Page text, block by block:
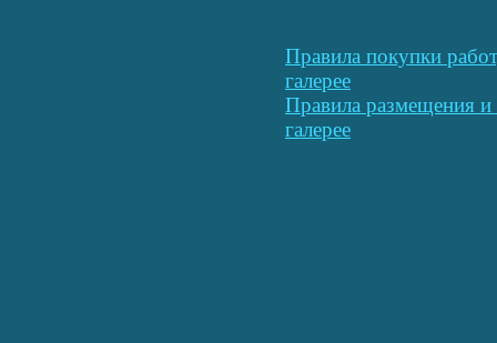
Правила покупки
галерее
Правила размещения
галерее